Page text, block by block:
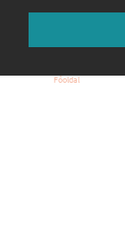
Főoldal